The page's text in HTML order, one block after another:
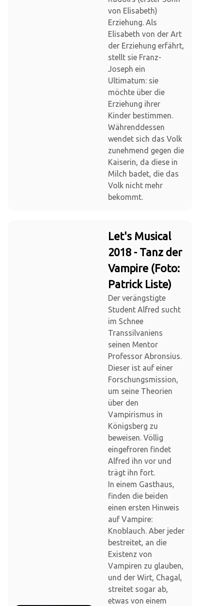
von Elisabeth)
Erziehung. Als
Elisabeth von der Art
der Erziehung erfährt,
stellt sie Franz-
Joseph ein
Ultimatum: sie
möchte über die
Erziehung ihrer
Kinder bestimmen.
Währenddessen
wendet sich das Volk
zunehmend gegen die
Kaiserin, da diese in
Milch badet, die das
Volk nicht mehr
bekommt.
Let's Musical
2018 - Tanz der
Vampire (Foto:
Patrick Liste)
Der verängstigte
Student Alfred sucht
im Schnee
Transsilvaniens
seinen Mentor
Professor Abronsius.
Dieser ist auf einer
Forschungsmission,
um seine Theorien
über den
Vampirismus in
Königsberg zu
beweisen. Völlig
eingefroren findet
Alfred ihn vor und
trägt ihn fort.
In einem Gasthaus,
finden die beiden
einen ersten Hinweis
auf Vampire:
Knoblauch. Aber jeder
bestreitet, an die
Existenz von
Vampiren zu glauben,
und der Wirt, Chagal,
streitet sogar ab,
etwas von einem